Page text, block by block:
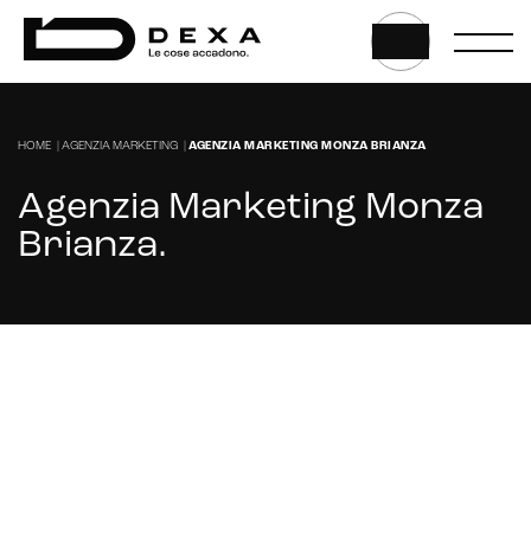
E-commerce management
HOME AGENZIA MARKETING AGENZIA MARKETING MONZA BRIANZA
Agenzia Marketing Monza
Brianza.